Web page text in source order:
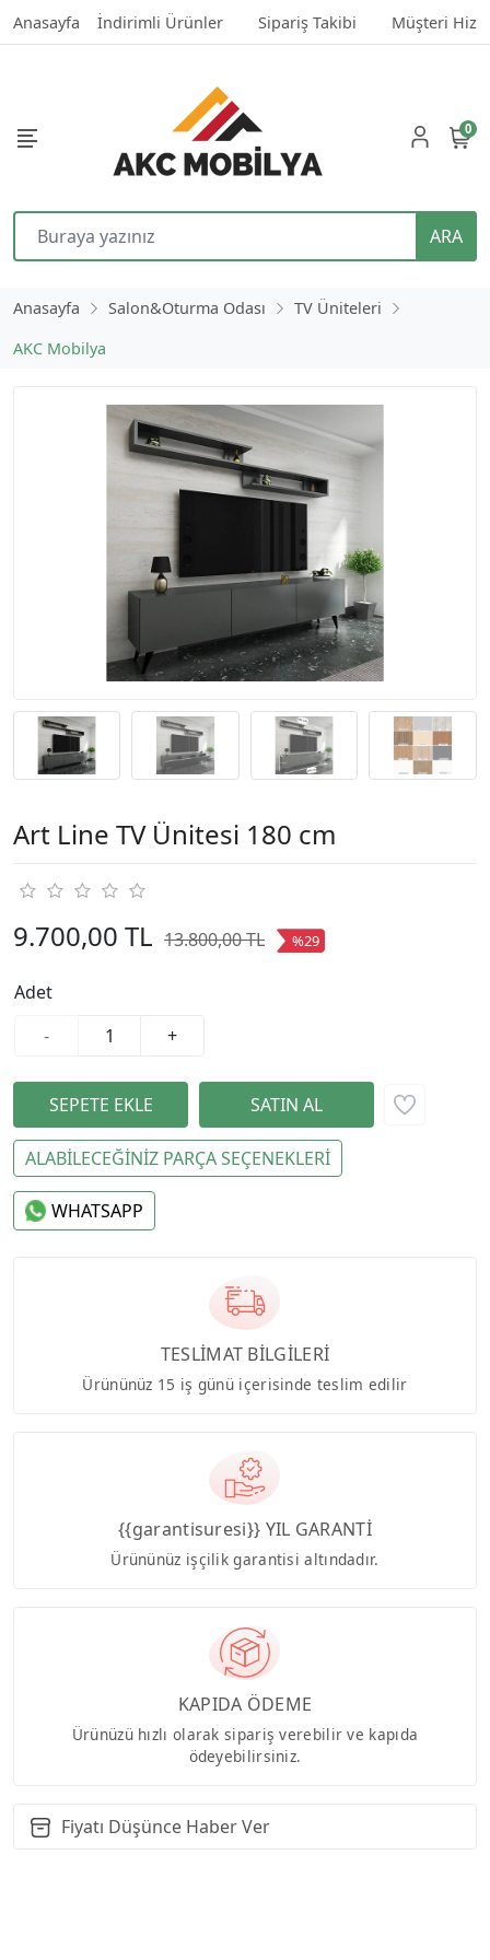
Anasayfa İndirimli Ürünler Sipariş Takibi Müşteri
ARA
0
Anasayfa Salon&Oturma Odası
TV Üniteleri
AKC Mobilya
Art Line TV Ünitesi 180 cm
9.700,00 TL 13.800,00 TL %29
Adet
-
+
ALABİLECEĞİNİZ PARÇA SEÇENEKLERİ
WHATSAPP
TESLİMAT BİLGİLERİ
Ürününüz 15 iş günü içerisinde teslim edilir
{{garantisuresi}} YIL GARANTİ
Ürününüz işçilik garantisi altındadır.
KAPIDA ÖDEME
Ürünüzü hızlı olarak sipariş verebilir ve kapıda
ödeyebilirsiniz.
Fiyatı Düşünce Haber Ver